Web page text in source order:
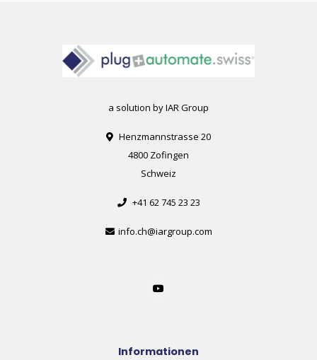
a solution by IAR Group
Henzmannstrasse 20
4800 Zofingen
Schweiz
+41 62 745 23 23
info.ch@iargroup.com
Informationen